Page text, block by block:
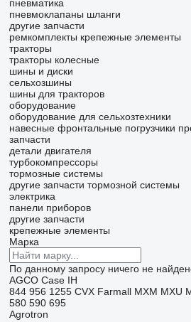
пневматика
пневмоклапаны шланги
другие запчасти
ремкомплекты крепежные элементы
тракторы
тракторы колесные
шины и диски
сельхозшины
шины для тракторов
оборудование
оборудование для сельхозтехники
навесные фронтальные погрузчики
запчасти
детали двигателя
турбокомпрессоры
тормозные системы
другие запчасти тормозной системы
электрика
панели приборов
другие запчасти
крепежные элементы
Марка
По данному запросу ничего не
AGCO Case IH
844 956 1255 CVX Farmall MXM MXU
580 590 695
Agrotron